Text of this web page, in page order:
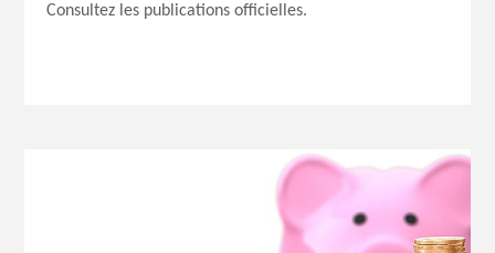
Consultez les publications officielles.